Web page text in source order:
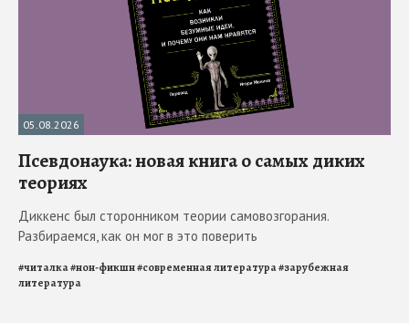
05.08.2026
Псевдонаука: новая книга о самых диких
теориях
Диккенс был сторонником теории самовозгорания.
Разбираемся, как он мог в это поверить
#читалка#нон-фикшн#современная литература#зарубежная
литература